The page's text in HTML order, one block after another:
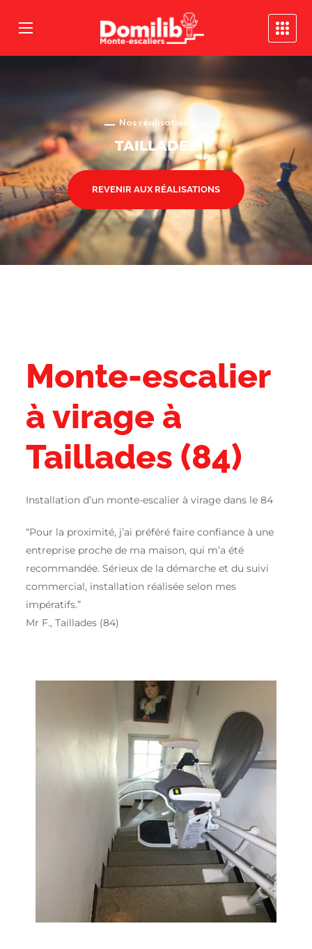
Nos réalisations
TAILLADES
REVENIR AUX RÉALISATIONS
Monte-escalier
à virage à
Taillades (84)
Installation d’un monte-escalier à virage dans le 84
“Pour la proximité, j’ai préféré faire confiance à une
entreprise proche de ma maison, qui m’a été
recommandée. Sérieux de la démarche et du suivi
commercial, installation réalisée selon mes
impératifs.”
Mr F., Taillades (84)